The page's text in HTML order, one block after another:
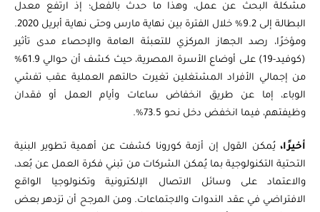
مشكلة البحث عن عمل، وهذا ما حدث بالفعل؛ إذ ارتفع معدل
البطالة إلى 9.2% خلال الفترة بين نهاية مارس وحتى نهاية أبريل 2020.
ومؤخرًا، رصد الجهاز المركزي للتعبئة العامة والإحصاء مدى تأثير
(كوفيد-19) على أوضاع الأسرة المصرية، حيث كشف أن حوالي 61.9%
من إجمالي الأفراد المشتغلين تغيرت حالتهم العملية عقب تفشي
الوباء، إما عن طريق انخفاض ساعات وأيام العمل أو فقدان
وظيفتهم، فيما انخفض دخل نحو 73.5%.
أخيرًا،يُمكن القول إن أزمة كورونا كشفت عن أهمية تطوير البنية
التحتية التكنولوجية بما يُمكن الشركات من تبني فكرة العمل عن بُعد،
والاعتماد على وسائل الاتصال الإلكترونية وتكنولوجيا الواقع
الافتراضي في عقد الندوات والاجتماعات. ومن المرجح أن تزدهر بعض